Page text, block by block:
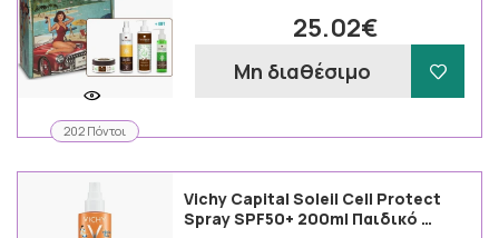
202 Πόντοι
25.02€
Μη διαθέσιμο
Vichy Capital Soleil Cell Protect
Spray SPF50+ 200ml Παιδικό …